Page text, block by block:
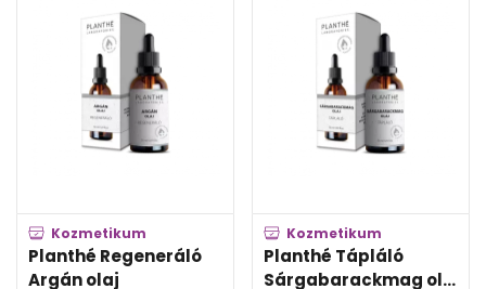
Kozmetikum
Planthé Regeneráló
Argán olaj
Kozmetikum
Planthé Tápláló
Sárgabarackmag ol...